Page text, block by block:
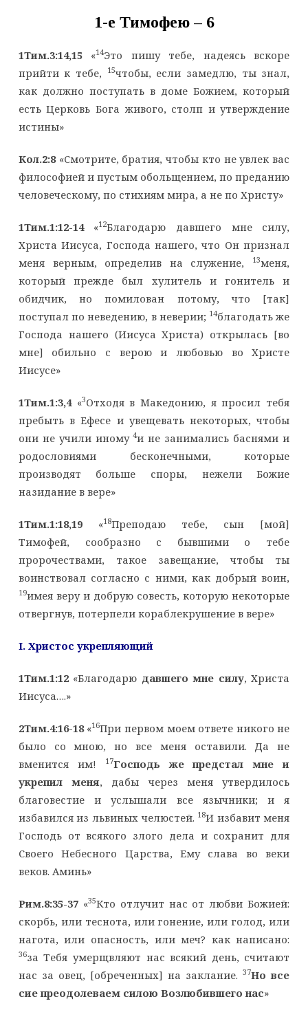
1-е Тимофею – 6
1Тим.3:14,15«14Это пишу тебе, надеясь вскоре
прийти к тебе,
15чтобы, если замедлю, ты знал,
как должно поступать в доме Божием, который
есть Церковь Бога живого, столп и утверждение
истины»
Кол.2:8«Смотрите, братия, чтобы кто не увлек вас
философией и пустым обольщением, по преданию
человеческому, по стихиям мира, а не по Христу»
1Тим.1:12-14«12Благодарю давшего мне силу,
Христа Иисуса, Господа нашего, что Он признал
меня верным, определив на служение,
13меня,
который прежде был хулитель и гонитель и
обидчик, но помилован потому, что [так]
поступал по неведению, в неверии; 14благодать же
Господа нашего (Иисуса Христа) открылась [во
мне] обильно с верою и любовью во Христе
Иисусе»
1Тим.1:3,4«3Отходя в Македонию, я просил тебя
пребыть в Ефесе и увещевать некоторых, чтобы
они не учили иному4и не занимались баснями и
родословиями бесконечными, которые
производят больше споры, нежели Божие
назидание в вере»
1Тим.1:18,19«18Преподаю тебе, сын [мой]
Тимофей, сообразно с бывшими о тебе
пророчествами, такое завещание, чтобы ты
воинствовал согласно с ними, как добрый воин,
19имея веру и добрую совесть, которую некоторые
отвергнув, потерпели кораблекрушение в вере»
I. Христос укрепляющий
1Тим.1:12«Благодарю давшего мне силу, Христа
Иисуса….»
2Тим.4:16-18«16При первом моем ответе никого не
было со мною, но все меня оставили. Да не
вменится им!
17Господь же предстал мне и
укрепил меня, дабы через меня утвердилось
благовестие и услышали все язычники; и я
избавился из львиных челюстей. 18И избавит меня
Господь от всякого злого дела и сохранит для
Своего Небесного Царства, Ему слава во веки
веков. Аминь»
Рим.8:35-37«35Кто отлучит нас от любви Божией:
скорбь, или теснота, или гонение, или голод, или
нагота, или опасность, или меч? как написано:
36за Тебя умерщвляют нас всякий день, считают
нас за овец, [обреченных] на заклание.37Но все
сие преодолеваем силою Возлюбившего нас»